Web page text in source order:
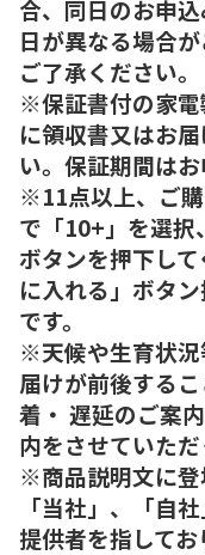
合、同日のお申
日が異なる場合
ご了承ください。
※保証書付の家電
に領収書又はお
い。保証期間はお
※11点以上、ご
で「10+」を選択
ボタンを押下し
に入れる」ボタ
です。
※天候や生育状況
届けが前後する
着・ 遅延のご案
内をさせていただ
※商品説明文に登
「当社」、「自
提供者を指してお